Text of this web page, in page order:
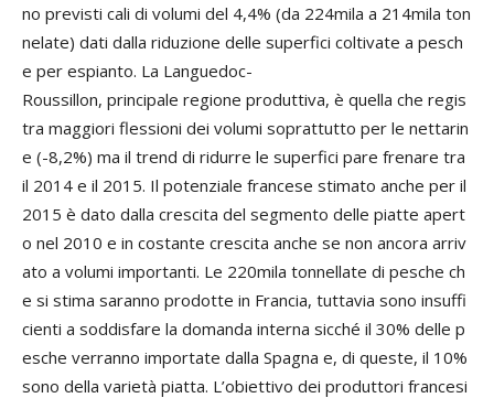
no previsti cali di volumi del 4,4% (da 224mila a 214mila ton
nelate) dati dalla riduzione delle superfici coltivate a pesch
e per espianto. La Languedoc-
Roussillon, principale regione produttiva, è quella che regis
tra maggiori flessioni dei volumi soprattutto per le nettarin
e (-8,2%) ma il trend di ridurre le superfici pare frenare tra
il 2014 e il 2015. Il potenziale francese stimato anche per il
2015 è dato dalla crescita del segmento delle piatte apert
o nel 2010 e in costante crescita anche se non ancora arriv
ato a volumi importanti. Le 220mila tonnellate di pesche ch
e si stima saranno prodotte in Francia, tuttavia sono insuffi
cienti a soddisfare la domanda interna sicché il 30% delle p
esche verranno importate dalla Spagna e, di queste, il 10%
sono della varietà piatta. L’obiettivo dei produttori francesi